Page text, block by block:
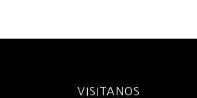
VISITANOS